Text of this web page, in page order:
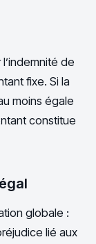
de
fixe. Si la
moins égale
constitue
globale :
lié aux